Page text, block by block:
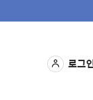
로그